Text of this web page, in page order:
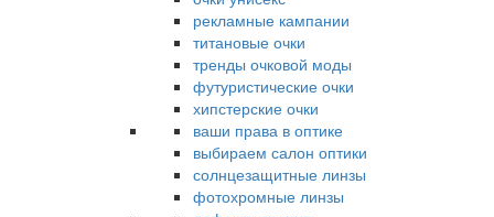
рекламные кампании
титановые очки
тренды очковой моды
футуристические очки
хипстерские очки
ваши права в оптике
выбираем салон оптики
солнцезащитные линзы
фотохромные линзы